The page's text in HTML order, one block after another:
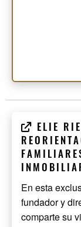
ELIE
En esta
fundador y
comparte su